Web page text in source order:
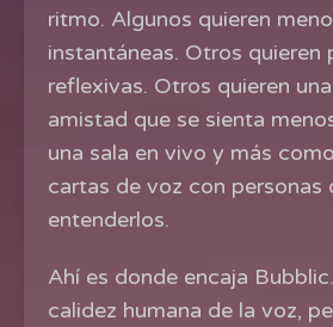
ritmo. Algunos quieren
instantáneas. Otros quieren
reflexivas. Otros quieren
amistad que se sienta
una sala en vivo y más
cartas de voz con personas
entenderlos.
Ahí es donde encaja
calidez humana de la voz,